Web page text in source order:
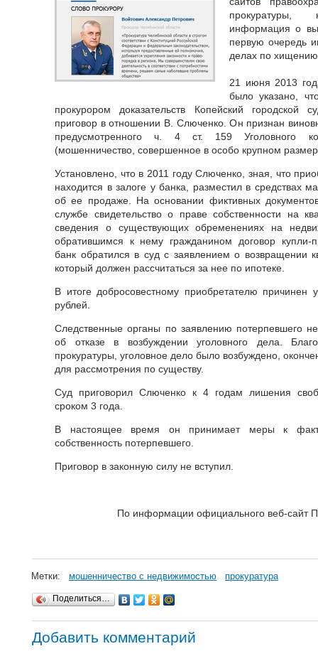
информация о
первую очередь
делах по
21 июня 2013
было указано,
прокурором доказательств Копейский городской
приговор в отношении В. Слюченко. Он признан
предусмотренного ч. 4 ст. 159 Уголовного
(мошенничество, совершенное в особо крупном
Установлено, что в 2011 году Слюченко, зная, что
находится в залоге у банка, разместил в средствах
об ее продаже. На основании фиктивных
службе свидетельство о праве собственности на
сведения о существующих обременениях на
обратившимся к нему гражданином договор купли-
банк обратился в суд с заявлением о возвращении
который должен рассчитаться за нее по ипотеке.
В итоге добросовестному приобретателю
рублей.
Следственные органы по заявлению потерпевшего
об отказе в возбуждении уголовного дела.
прокуратуры, уголовное дело было возбуждено,
для рассмотрения по существу.
Суд приговорил Слюченко к 4 годам лишения
сроком 3 года.
В настоящее время он принимает меры к
собственность потерпевшего.
Приговор в законную силу не вступил.
По информации официального веб-сайт
Метки: мошенничество с недвижимостью прокуратура
Поделиться…
Добавить комментарий